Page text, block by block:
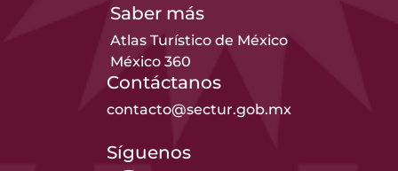
Saber más
Atlas Turístico de México
México 360
Contáctanos
contacto@sectur.gob.mx
Síguenos